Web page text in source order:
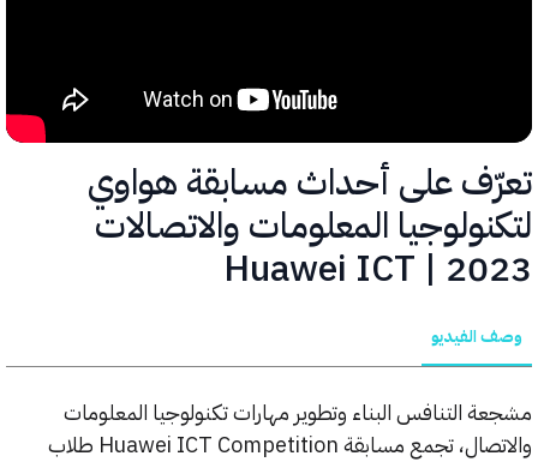
على أحداث مسابقة هواوي
المعلومات والاتصالات
2023 |
التنافس البناء وتطوير مهارات تكنولوجيا المعلومات
والاتصال، تجمع مسابقة Huawei ICT Competition طلاب